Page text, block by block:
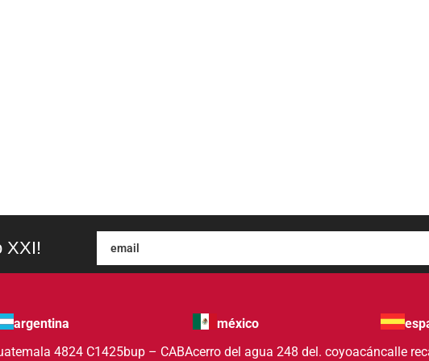
XXI!
argentina
4824 C1425bup – CABA
méxico
cerro del agua 248 del. coyoacáncalle